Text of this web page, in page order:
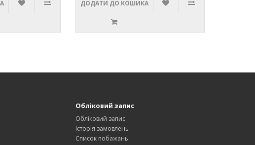
ДОДАТИ ДО КОШИКА
Обліковий запис
Обліковий запис
Історія замовлень
Список побажань